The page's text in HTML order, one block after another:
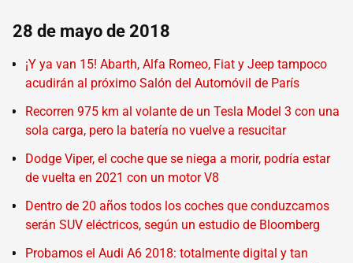
28 de mayo de 2018
¡Y ya van 15! Abarth, Alfa Romeo, Fiat y Jeep tampoco
acudirán al próximo Salón del Automóvil de París
Recorren 975 km al volante de un Tesla Model 3 con una
sola carga, pero la batería no vuelve a resucitar
Dodge Viper, el coche que se niega a morir, podría estar
de vuelta en 2021 con un motor V8
Dentro de 20 años todos los coches que conduzcamos
serán SUV eléctricos, según un estudio de Bloomberg
Probamos el Audi A6 2018: totalmente digital y tan